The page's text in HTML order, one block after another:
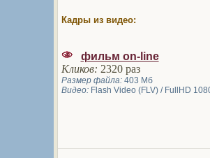
Кадры из видео:
фильм on-line
Кликов: 2320 раз
Размер файла:403 Мб
Видео:Flash Video (FLV) / FullHD